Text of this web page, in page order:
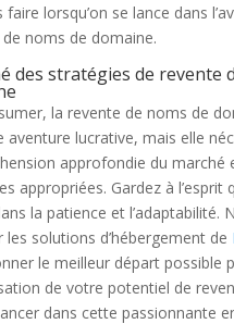
lorsqu’on se lance dans
noms de domaine.
des stratégies de revente
la revente de noms de
aventure lucrative, mais elle
approfondie du marché
appropriées. Gardez à l’esprit
la patience et l’adaptabilité.
les solutions d’hébergement de
le meilleur départ possible
de votre potentiel de
dans cette passionnante